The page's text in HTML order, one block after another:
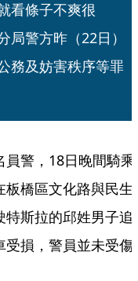
看條子不爽很
局警方昨（22日）
務及妨害秩序等罪
警，18日晚間騎乘
橋區文化路與民生
斯拉的邱姓男子追
損，警員並未受傷